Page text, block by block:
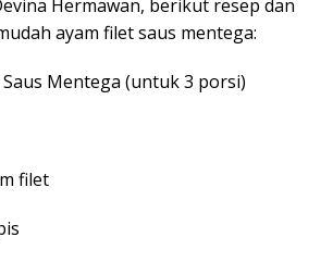
Hermawan, berikut resep dan
ayam filet saus mentega:
Saus Mentega (untuk 3 porsi)
filet